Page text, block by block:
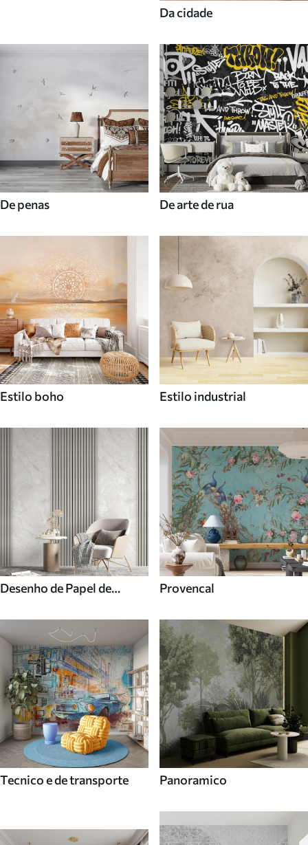
Da cidade
De penas De arte de rua
Estilo boho Estilo industrial
Desenho de Papel de
Provencal
Tecnico e de transporte Panoramico